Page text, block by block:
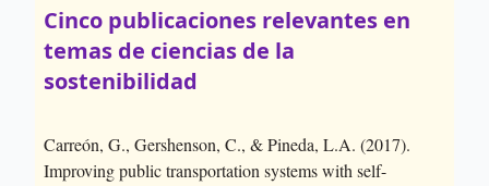
Cinco publicaciones relevantes en
temas de ciencias de la
sostenibilidad
Carreón, G., Gershenson, C., & Pineda, L.A. (2017).
Improving public transportation systems with self-